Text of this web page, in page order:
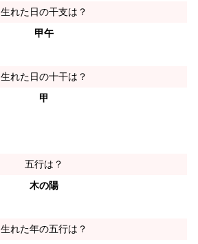
生れた日の干支は？
甲午
生れた日の十干は？
甲
五行は？
木の陽
生れた年の五行は？